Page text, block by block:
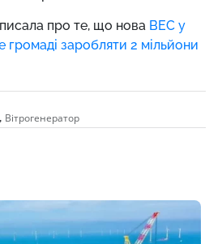
про те, що нова ВЕС у
громаді заробляти 2 мільйони
, Вітрогенератор